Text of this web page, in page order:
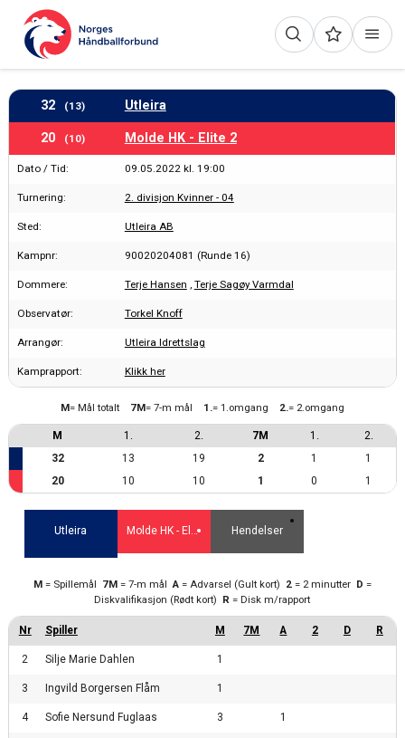
32 (13) Utleira
20 (10) Molde HK - Elite 2
Dato / Tid: 09.05.2022 kl. 19:00
Turnering: 2. divisjon Kvinner - 04
Sted: Utleira AB
Kampnr: 90020204081 (Runde 16)
Dommere: Terje Hansen , Terje Sagøy Varmdal
Observatør: Torkel Knoff
Arrangør: Utleira Idrettslag
Kamprapport: Klikk her
M 1. 2. 7M 1. 2.
M= Mål totalt 7M= 7-m mål 1.= 1.omgang 2.= 2.omgang
32 13 19 2 1
1
20
10 10 1 0 1
Utleira Molde HK - Elite 2 Hendelser
2 Silje Marie Dahlen 1
3 Ingvild Borgersen Flåm 1
4 Sofie Nersund Fuglaas 3 1
M= Spillemål 7M= 7-m mål A= Advarsel (Gult kort) 2= 2 minutter D =
Diskvalifikasjon (Rødt kort) R = Disk m/rapport